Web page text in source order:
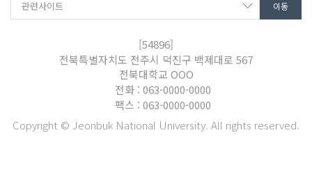
[54896]
전북특별자치도 전주시 덕진구 백제대로 567
전북대학교 OOO
전화 : 063-0000-0000
팩스 : 063-0000-0000
Copyright © Jeonbuk National University. All rights reserved.